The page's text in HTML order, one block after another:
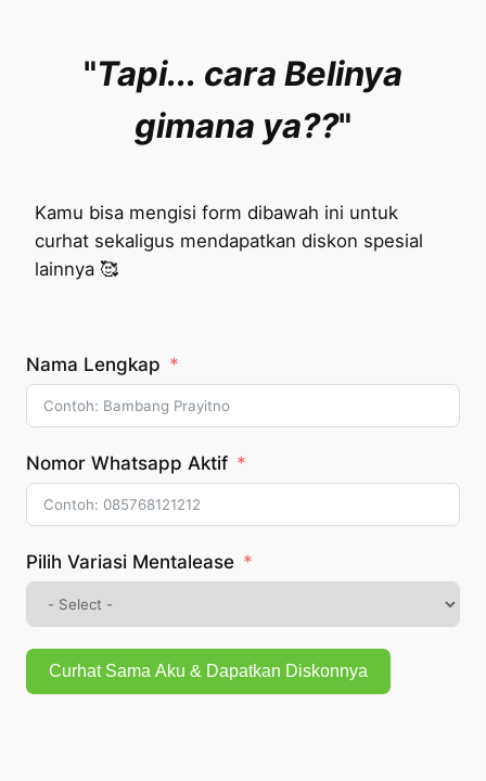
"Tapi... cara Belinya
gimana ya??"
Kamu bisa mengisi form dibawah ini untuk
curhat sekaligus mendapatkan diskon spesial
lainnya 🥰
Nama Lengkap
Nomor Whatsapp Aktif
Pilih Variasi Mentalease
Curhat Sama Aku & Dapatkan Diskonnya